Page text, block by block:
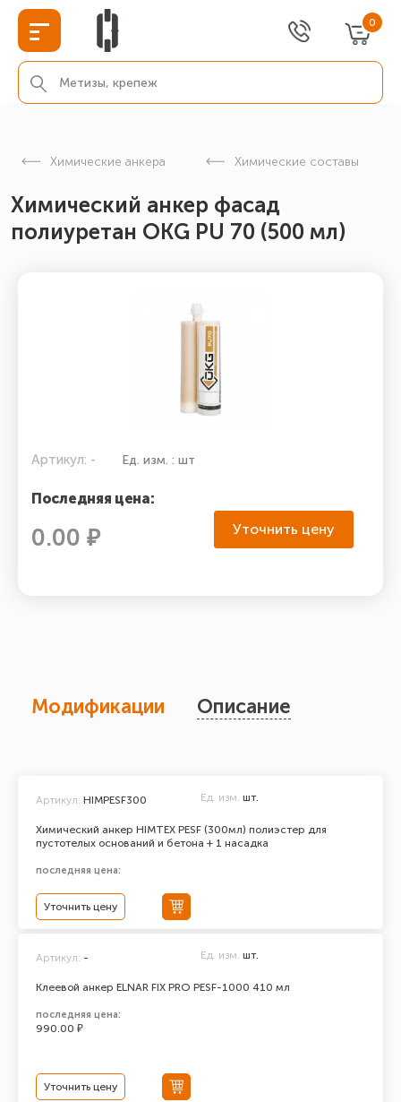
0
Химические анкера Химические составы
Химический анкер фасад
полиуретан ОКG PU 70 (500 мл)
Артикул: - Ед. изм. : шт
Последняя цена:
0.00 ₽ Уточнить цену
Модификации Описание
Химический анкер HIMTEX PESF (300мл) полиэстер для
пустотелых оснований и бетона + 1 насадка
Артикул: HIMPESF300 Ед. изм. шт.
последняя цена:
Уточнить цену
Клеевой анкер ELNAR FIX PRO PESF-1000 410 мл
Артикул: - Ед. изм. шт.
последняя цена:
990.00 ₽
Уточнить цену